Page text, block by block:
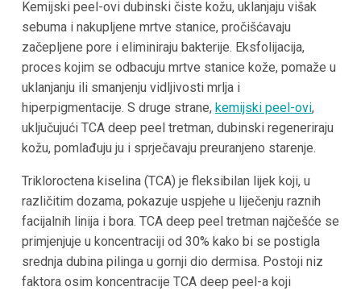
Kemijski peel-ovi dubinski čiste kožu, uklanjaju višak
sebuma i nakupljene mrtve stanice, pročišćavaju
začepljene pore i eliminiraju bakterije. Eksfolijacija,
proces kojim se odbacuju mrtve stanice kože, pomaže u
uklanjanju ili smanjenju vidljivosti mrlja i
hiperpigmentacije. S druge strane, kemijski peel-ovi,
uključujući TCA deep peel tretman, dubinski regeneriraju
kožu, pomlađuju ju i sprječavaju preuranjeno starenje.
Trikloroctena kiselina (TCA) je fleksibilan lijek koji, u
različitim dozama, pokazuje uspjehe u liječenju raznih
facijalnih linija i bora. TCA deep peel tretman najčešće se
primjenjuje u koncentraciji od 30% kako bi se postigla
srednja dubina pilinga u gornji dio dermisa. Postoji niz
faktora osim koncentracije TCA deep peel-a koji